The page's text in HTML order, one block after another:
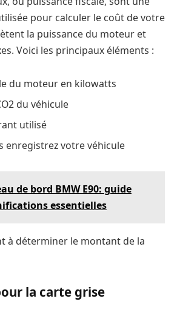
pour calculer le coût de votre
la puissance du moteur et
Voici les principaux éléments :
du moteur en kilowatts
du véhicule
utilisé
enregistrez votre véhicule
de bord BMW E90: guide
essentielles
à déterminer le montant de la
la carte grise